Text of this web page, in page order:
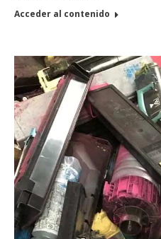
Acceder al contenido